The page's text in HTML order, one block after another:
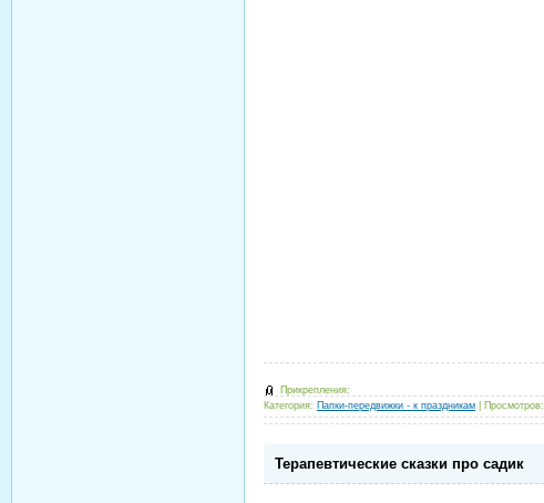
Прикрепления:
Категория: Папки-передвижки - к праздникам Просмотров:
Терапевтические сказки про садик